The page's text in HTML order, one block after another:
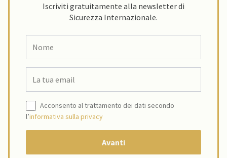
Iscriviti gratuitamente alla newsletter di
Sicurezza Internazionale.
Acconsento al trattamento dei dati secondo
l’informativa sulla privacy